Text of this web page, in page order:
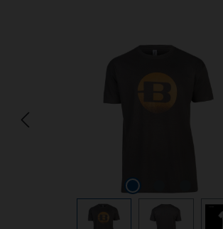
Bildergalerie überspringen